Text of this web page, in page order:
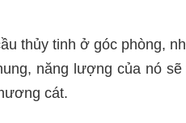
thủy tinh ở góc phòng,
năng lượng của nó
cát.